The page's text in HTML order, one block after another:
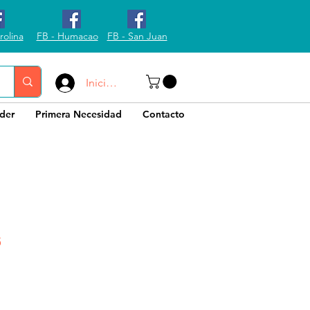
FB - Humacao FB - San Juan
Iniciar sesión
Primera Necesidad Contacto